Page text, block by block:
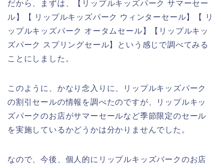
だから、まずは、【リップルキッズパーク サマーセー
ル】【 リップルキッズパーク ウィンターセール】【 リ
ップルキッズパーク オータムセール】【リップルキッ
ズパーク スプリングセール】という感じで調べてみる
ことにしました。
このように、かなり念入りに、リップルキッズパーク
の割引セールの情報を調べたのですが、リップルキッ
ズパークのお店がサマーセールなど季節限定のセール
を実施しているかどうかは分かりませんでした。
なので、今後、個人的にリップルキッズパークのお店